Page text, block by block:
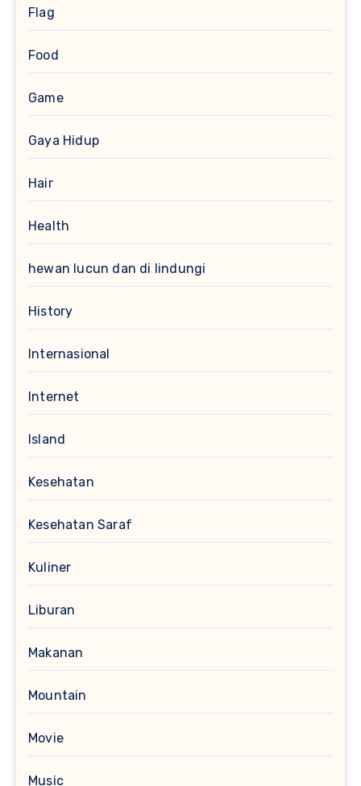
Flag
Food
Game
Gaya Hidup
Hair
Health
hewan lucun dan di lindungi
History
Internasional
Internet
Island
Kesehatan
Kesehatan Saraf
Kuliner
Liburan
Makanan
Mountain
Movie
Music